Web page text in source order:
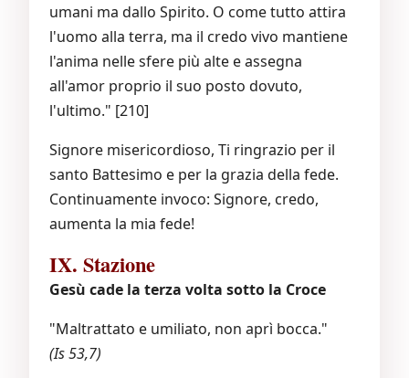
umani ma dallo Spirito. O come tutto attira
l'uomo alla terra, ma il credo vivo mantiene
l'anima nelle sfere più alte e assegna
all'amor proprio il suo posto dovuto,
l'ultimo." [210]
Signore misericordioso, Ti ringrazio per il
santo Battesimo e per la grazia della fede.
Continuamente invoco: Signore, credo,
aumenta la mia fede!
IX. Stazione
Gesù cade la terza volta sotto la Croce
"Maltrattato e umiliato, non aprì bocca."
(Is 53,7)